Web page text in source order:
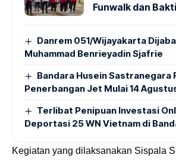
Funwalk dan
Danrem 051/Wijayakarta
Muhammad Benrieyadin Sjafrie
Bandara Husein Sastranegara
Penerbangan Jet Mulai 14
Terlibat Penipuan Investasi
Deportasi 25 WN Vietnam di
Kegiatan yang dilaksanakan Sispala